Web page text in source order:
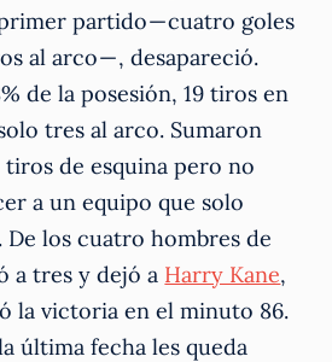
partido — cuatro goles
al arco — , desapareció.
de la posesión, 19 tiros en
tres al arco. Sumaron
tiros de esquina pero no
a un equipo que solo
De los cuatro hombres de
a tres y dejó a Harry Kane,
la victoria en el minuto 86.
última fecha les queda